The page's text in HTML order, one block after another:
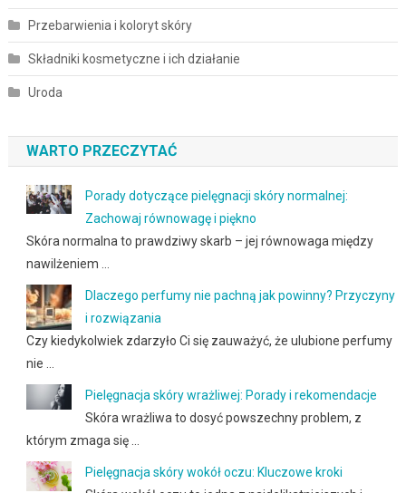
Przebarwienia i koloryt skóry
Składniki kosmetyczne i ich działanie
Uroda
WARTO PRZECZYTAĆ
Porady dotyczące pielęgnacji skóry normalnej:
Zachowaj równowagę i piękno
Skóra normalna to prawdziwy skarb – jej równowaga między
nawilżeniem …
Dlaczego perfumy nie pachną jak powinny? Przyczyny
i rozwiązania
Czy kiedykolwiek zdarzyło Ci się zauważyć, że ulubione perfumy
nie …
Pielęgnacja skóry wrażliwej: Porady i rekomendacje
Skóra wrażliwa to dosyć powszechny problem, z
którym zmaga się …
Pielęgnacja skóry wokół oczu: Kluczowe kroki